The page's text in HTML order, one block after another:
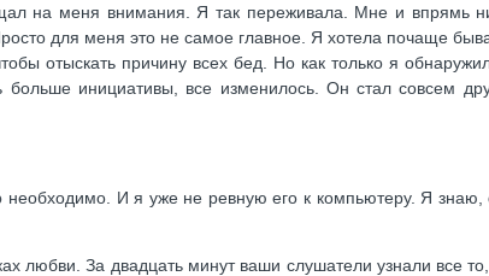
на меня внимания. Я так переживала. Мне и впрямь
для меня это не самое главное. Я хотела почаще
отыскать причину всех бед. Но как только я
больше инициативы, все изменилось. Он стал совсем
И я уже не ревную его к компьютеру. Я знаю,
любви. За двадцать минут ваши слушатели узнали все